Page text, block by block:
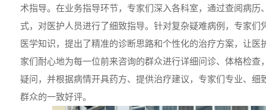
术指导。在业务指导环节，专家们深入各科室，通过查阅病历
式，对医护人员进行了细致指导。针对复杂疑难病例，专家们
医学知识，提出了精准的诊断思路和个性化的治疗方案，让医
家们耐心地为每一位前来咨询的群众进行详细问诊、体格检查
疑问，并根据病情开具药方、提供治疗建议，专家们专业、细
群众的一致好评。